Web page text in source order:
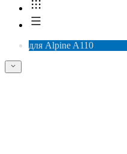
для Alpine A110